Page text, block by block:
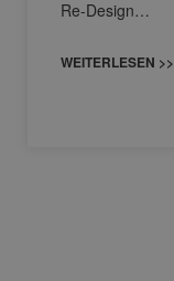
Re-Design…
WEITERLESEN >>